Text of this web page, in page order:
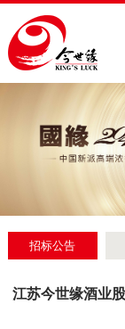
招标公告
江苏今世缘酒业